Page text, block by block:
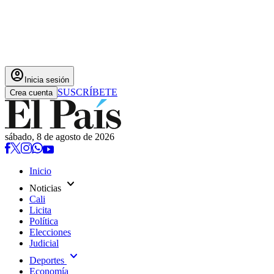
account_circle Inicia sesión
Crea cuenta SUSCRÍBETE
sábado, 8 de agosto de 2026
Inicio
Noticias expand_more
Cali
Licita
Política
Elecciones
Judicial
Deportes expand_more
Economía